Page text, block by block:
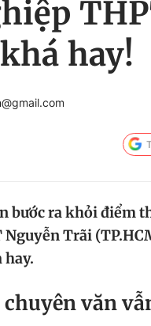
hay!
bước ra khỏi điểm
Trãi
hay.
văn